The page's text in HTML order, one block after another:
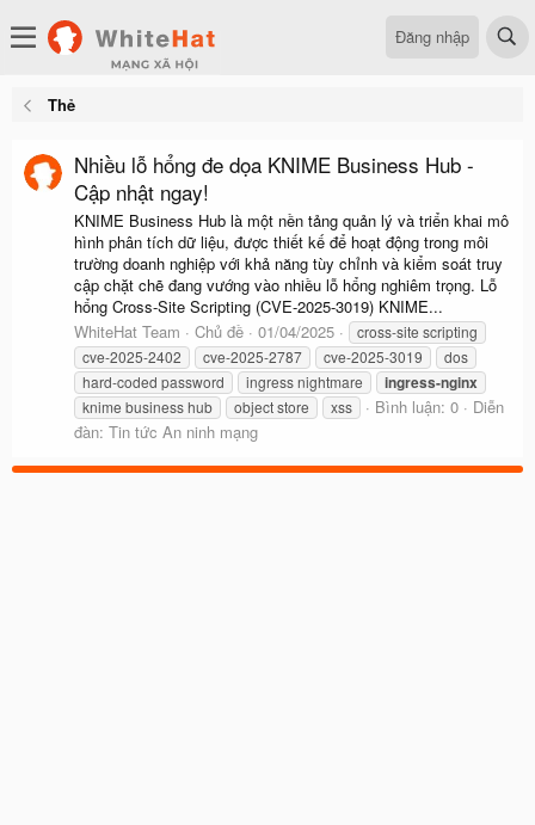
Đăng nhập
Thẻ
Nhiều lỗ hổng đe dọa KNIME Business Hub -
Cập nhật ngay!
KNIME Business Hub là một nền tảng quản lý và triển khai mô
hình phân tích dữ liệu, được thiết kế để hoạt động trong môi
trường doanh nghiệp với khả năng tùy chỉnh và kiểm soát truy
cập chặt chẽ đang vướng vào nhiều lỗ hổng nghiêm trọng. Lỗ
hổng Cross-Site Scripting (CVE-2025-3019) KNIME...
WhiteHat Team
Chủ đề 01/04/2025
cross-site scripting
cve-2025-2402
cve-2025-2787 cve-2025-3019
dos
hard-coded password
ingress nightmare ingress-nginx
knime business hub object store xss Bình luận: 0
Diễn
đàn: Tin tức An ninh mạng